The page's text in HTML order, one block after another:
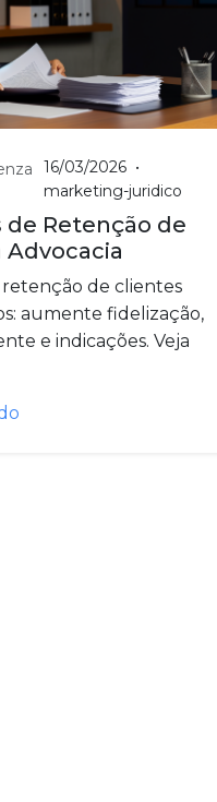
16/03/2026 •
marketing-juridico
de Retenção de
Advocacia
retenção de clientes
aumente fidelização,
e indicações. Veja